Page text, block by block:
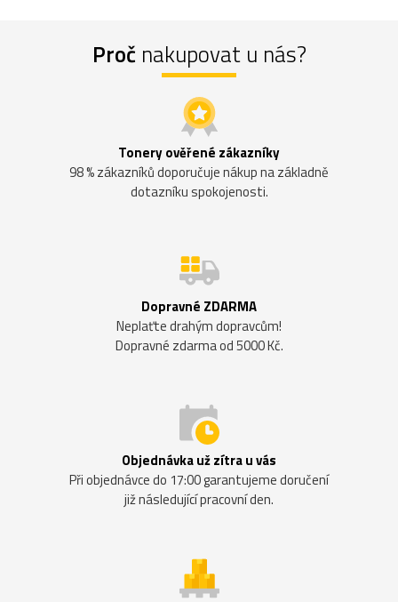
Proč nakupovat u nás?
Tonery ověřené zákazníky
98 % zákazníků doporučuje nákup na základně
dotazníku spokojenosti.
Dopravné ZDARMA
Neplaťte drahým dopravcům!
Dopravné zdarma od 5000 Kč.
Objednávka už zítra u vás
Při objednávce do 17:00 garantujeme doručení
již následující pracovní den.